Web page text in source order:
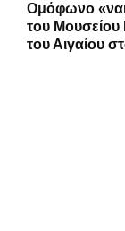
Ομόφωνο
του
του Αιγαίου